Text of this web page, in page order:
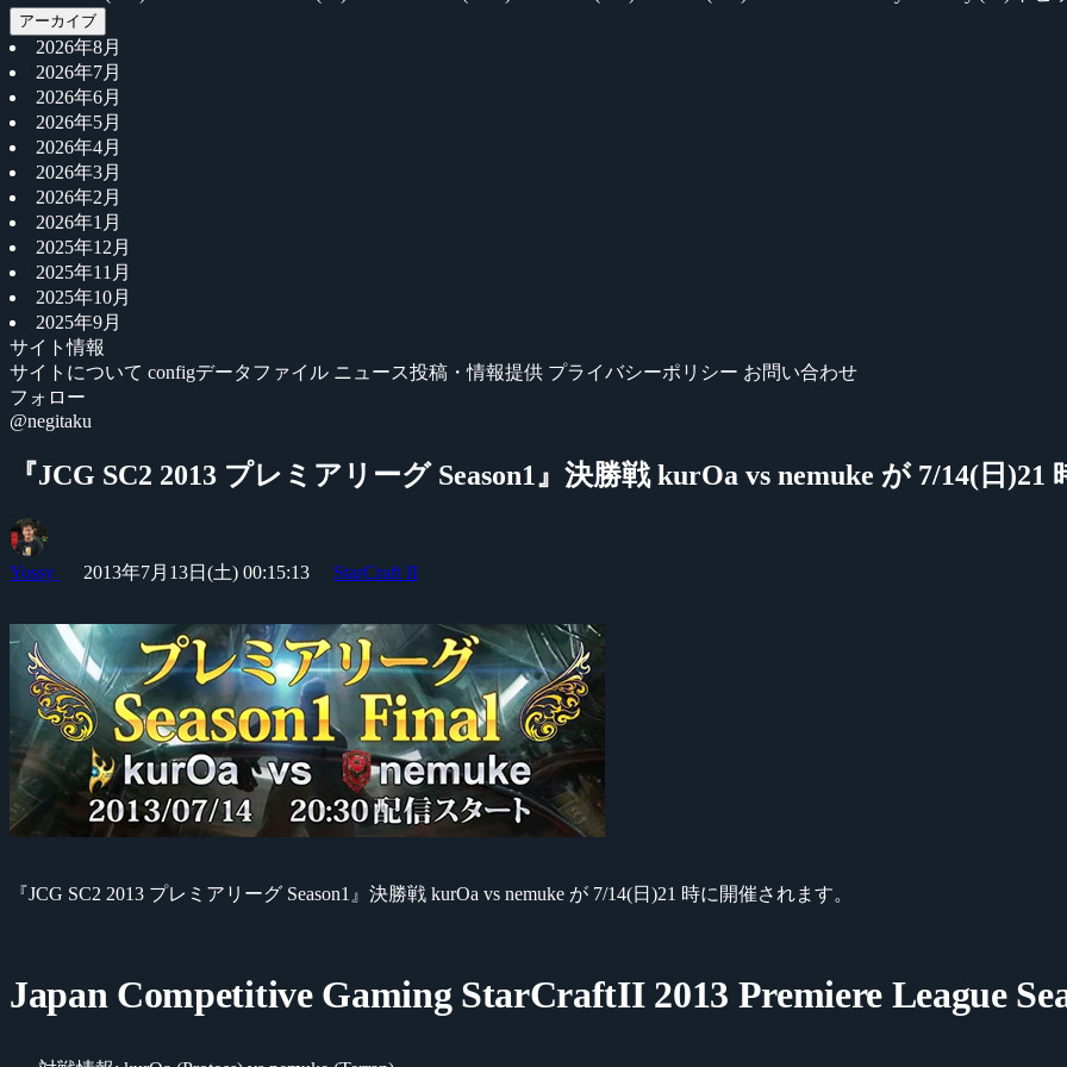
アーカイブ
2026年8月
2026年7月
2026年6月
2026年5月
2026年4月
2026年3月
2026年2月
2026年1月
2025年12月
2025年11月
2025年10月
2025年9月
サイト情報
サイトについて configデータファイル ニュース投稿・情報提供 プライバシーポリシー お問い合わせ
フォロー
@negitaku
『JCG SC2 2013 プレミアリーグ Season1』決勝戦 kurOa vs nemuke が 7/14(日)21
Yossy 2013年7月13日(土) 00:15:13 StarCraft II
『JCG SC2 2013 プレミアリーグ Season1』決勝戦 kurOa vs nemuke が 7/14(日)21 時に開催されます。
Japan Competitive Gaming StarCraftII 2013 Premiere League